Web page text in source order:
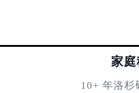
家
10+ 年洛杉